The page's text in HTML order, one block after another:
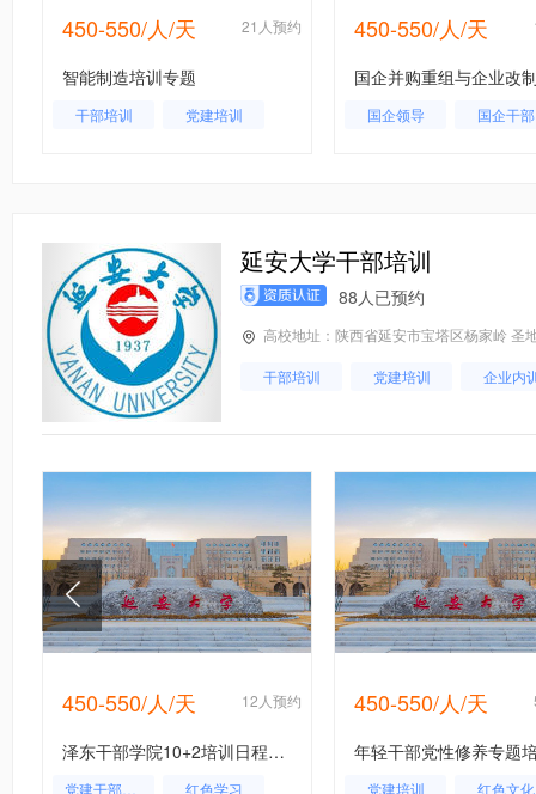
450-550/人/天 21人预约
智能制造培训专题
干部培训
党建培训
450-550/人/天
国企领导 国企干部
延安大学干部培训
88人已预约
高校地址：陕西省延安市宝塔区杨家岭 圣
干部培训 党建培训 企业内
450-550/人/天 12人预约
泽东干部学院10+2培训日程安排
党建干部培训
红色学习
450-550/人/天
年轻干部党性修养专题
党建培训
红色文化